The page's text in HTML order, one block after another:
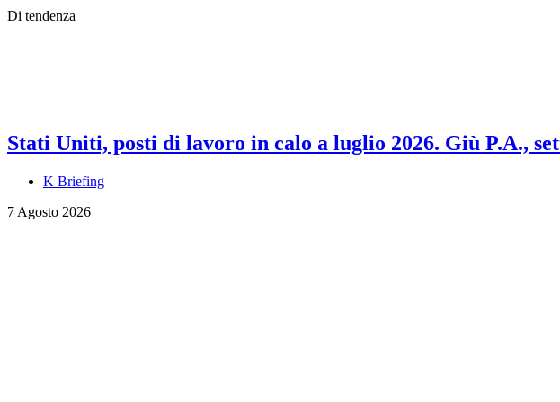
Di tendenza
Stati Uniti, posti di lavoro in calo a luglio 2026. Giù P.A.,
K Briefing
7 Agosto 2026